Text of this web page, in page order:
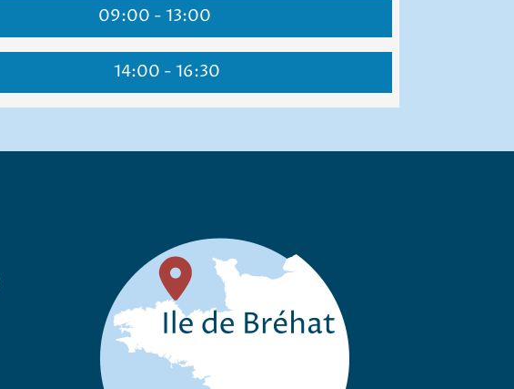
09:00 - 13:00
14:00 - 16:30